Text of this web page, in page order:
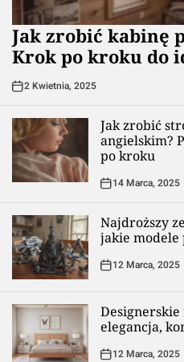
Jak zrobić kabinę
Krok po kroku do
2 Kwietnia, 2025
Jak zrobić
angielskim?
po kroku
14 Marca, 2025
Najdroższy
jakie modele
12 Marca, 2025
elegancja,
12 Marca, 2025